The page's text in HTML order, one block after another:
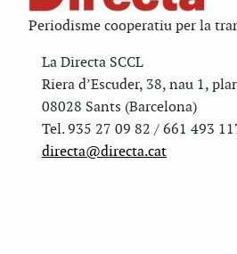
Periodisme cooperatiu per la
La Directa SCCL
Riera d’Escuder, 38, nau 1,
08028 Sants (Barcelona)
Tel. 935 27 09 82 / 661 493
directa@directa.cat